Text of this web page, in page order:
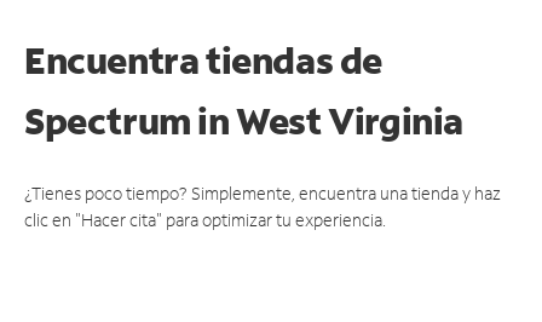
Encuentra tiendas de
Spectrumin West Virginia
¿Tienes poco tiempo? Simplemente, encuentra una tienda y haz
clic en "Hacer cita" para optimizar tu experiencia.